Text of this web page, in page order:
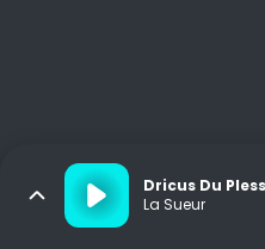
Dricus Du
La Sueur